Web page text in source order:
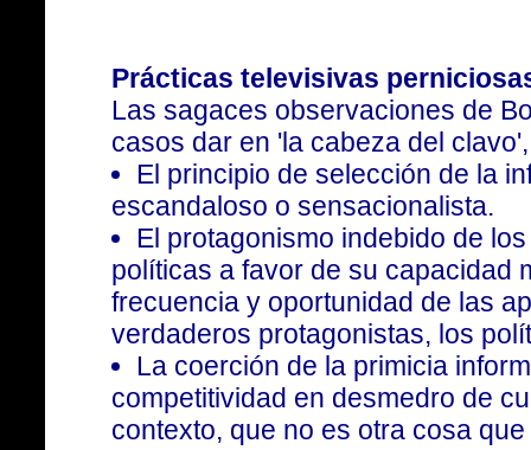
Prácticas televisivas
Las sagaces observaciones de
casos dar en 'la cabeza del
El principio de selección de la
escandaloso o sensacionalista.
El protagonismo indebido de
políticas a favor de su capacidad
frecuencia y oportunidad de las
verdaderos protagonistas, los
La coerción de la primicia
competitividad en desmedro de
contexto, que no es otra cosa